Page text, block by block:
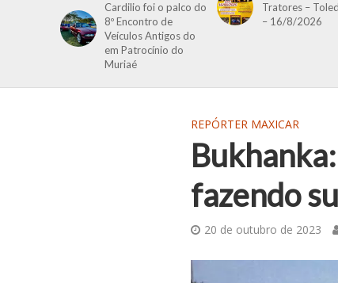
Cardilio foi o palco do
8º Encontro de
Veículos Antigos do
em Patrocínio do
Muriaé
Tratores –
– 16/8/2026
REPÓRTER MAXICAR
fazendo
20 de outubro de 2023